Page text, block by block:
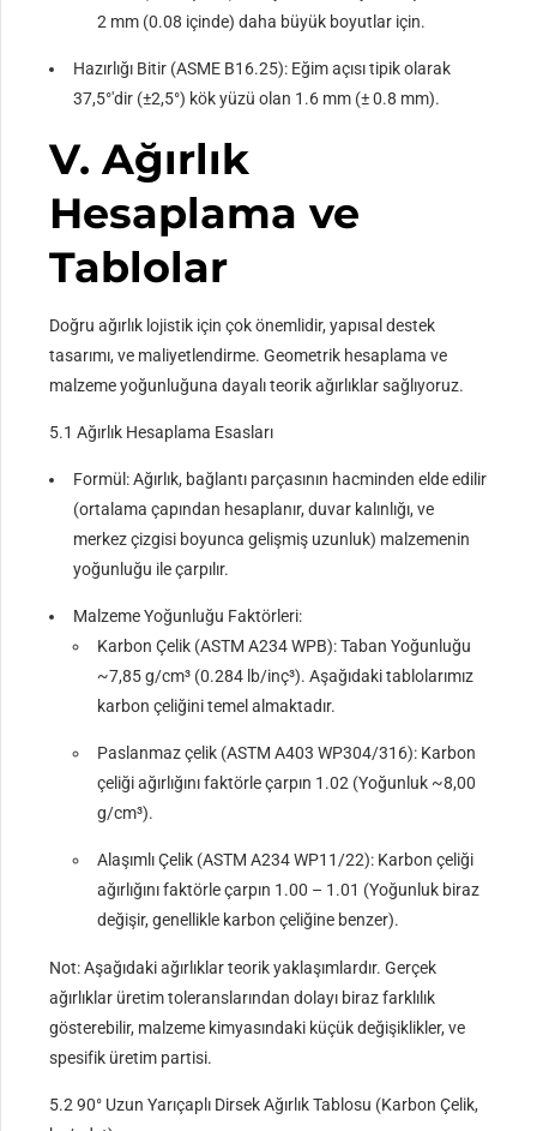
2 mm (0.08 içinde) daha büyük boyutlar için.
Hazırlığı Bitir (ASME B16.25): Eğim açısı tipik olarak
37,5°'dir (±2,5°) kök yüzü olan 1.6 mm (± 0.8 mm).
V. Ağırlık
Hesaplama ve
Tablolar
Doğru ağırlık lojistik için çok önemlidir, yapısal destek
tasarımı, ve maliyetlendirme. Geometrik hesaplama ve
malzeme yoğunluğuna dayalı teorik ağırlıklar sağlıyoruz.
5.1 Ağırlık Hesaplama Esasları
Formül: Ağırlık, bağlantı parçasının hacminden elde edilir
(ortalama çapından hesaplanır, duvar kalınlığı, ve
merkez çizgisi boyunca gelişmiş uzunluk) malzemenin
yoğunluğu ile çarpılır.
Malzeme Yoğunluğu Faktörleri:
Karbon Çelik (ASTM A234 WPB): Taban Yoğunluğu
~7,85 g/cm³ (0.284 lb/inç³). Aşağıdaki tablolarımız
karbon çeliğini temel almaktadır.
Paslanmaz çelik (ASTM A403 WP304/316): Karbon
çeliği ağırlığını faktörle çarpın 1.02 (Yoğunluk ~8,00
g/cm³).
Alaşımlı Çelik (ASTM A234 WP11/22): Karbon çeliği
ağırlığını faktörle çarpın 1.00 – 1.01 (Yoğunluk biraz
değişir, genellikle karbon çeliğine benzer).
Not: Aşağıdaki ağırlıklar teorik yaklaşımlardır. Gerçek
ağırlıklar üretim toleranslarından dolayı biraz farklılık
gösterebilir, malzeme kimyasındaki küçük değişiklikler, ve
spesifik üretim partisi.
5.2 90° Uzun Yarıçaplı Dirsek Ağırlık Tablosu (Karbon Çelik,